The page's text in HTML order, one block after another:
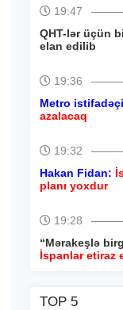
19:47
QHT-lər üçün
elan edilib
19:36
Metro
azalacaq
19:32
Hakan Fidan:
planı yoxdur
19:28
“Mərakeşlə
İspanlar etiraz
TOP 5